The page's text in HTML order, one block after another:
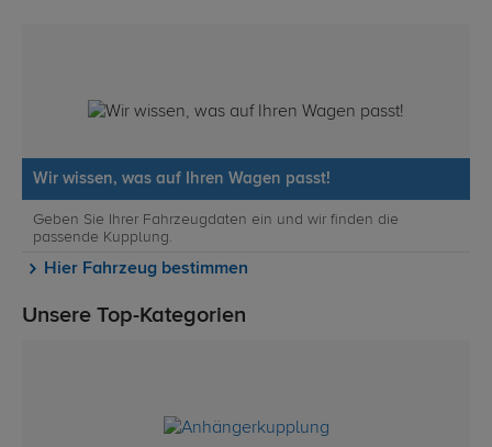
Wir wissen, was auf Ihren Wagen passt!
Geben Sie Ihrer Fahrzeugdaten ein und wir finden die
passende Kupplung.
Hier Fahrzeug bestimmen
Unsere Top-Kategorien